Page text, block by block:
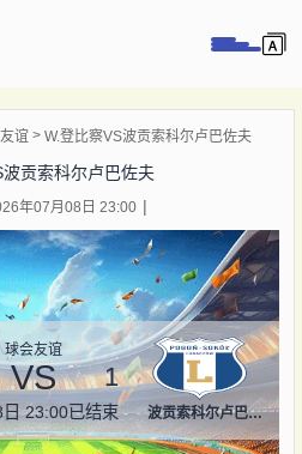
谊 W.登比察VS波贡索科尔卢巴佐夫
贡索科尔卢巴佐夫
年07月08日 23:00
球会友谊
VS 1
23:00已结束 波贡索科尔卢巴佐夫